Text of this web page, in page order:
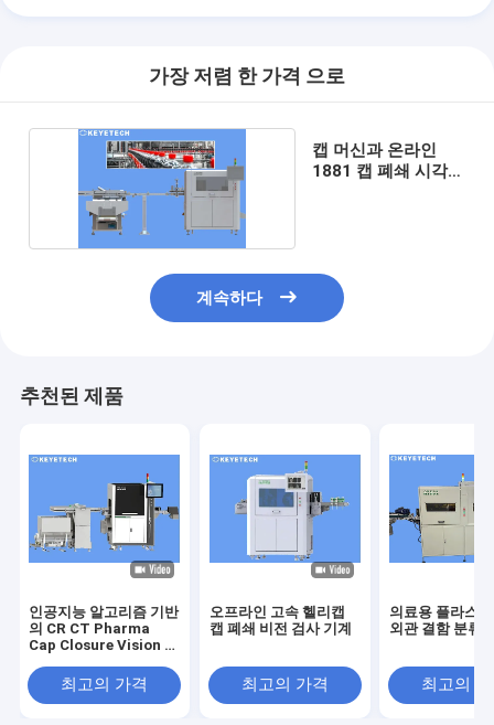
가장 저렴 한 가격 으로
캡 머신과 온라인
1881 캡 폐쇄 시각
계속하다
추천된 제품
인공지능 알고리즘 기반
의 CR CT Pharma
Cap Closure Vision 검
최고의 가격
오프라인 고속 헬리캡
캡 폐쇄 비전 검사 기계
최고의 가격
의료용 플라스
외관 결함 분류
최고의